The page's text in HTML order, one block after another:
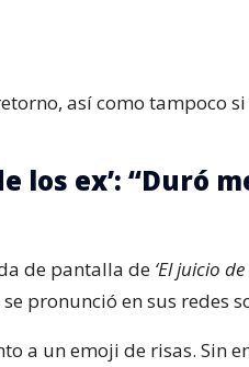
así como tampoco
los ex’: “Duró
de pantalla de ‘El juicio de
se pronunció en sus redes
a un emoji de risas. Sin